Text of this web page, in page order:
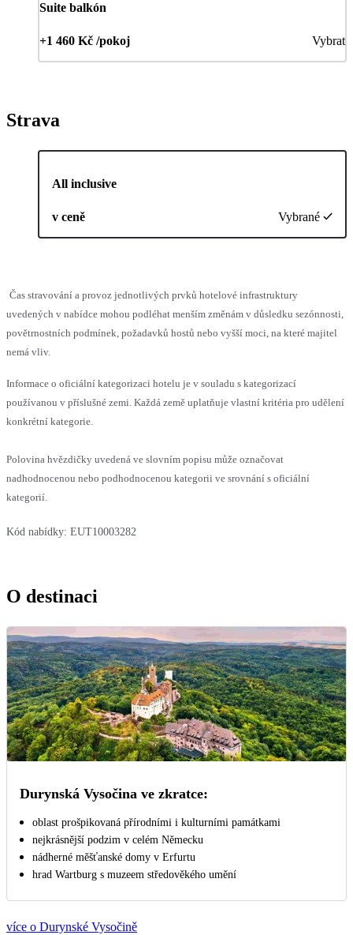
Suite balkón
+1 460 Kč /pokoj Vybrat
Strava
All inclusive
v ceně Vybrané
Čas stravování a provoz jednotlivých prvků hotelové infrastruktury
uvedených v nabídce mohou podléhat menším změnám v důsledku sezónnosti,
povětrnostních podmínek, požadavků hostů nebo vyšší moci, na které majitel
nemá vliv.
Informace o oficiální kategorizaci hotelu je v souladu s kategorizací
používanou v příslušné zemi. Každá země uplatňuje vlastní kritéria pro udělení
konkrétní kategorie.
Polovina hvězdičky uvedená ve slovním popisu může označovat
nadhodnocenou nebo podhodnocenou kategorii ve srovnání s oficiální
kategorií.
Kód nabídky: EUT10003282
O destinaci
Durynská Vysočina ve zkratce:
oblast prošpikovaná přírodními i kulturními památkami
nejkrásnější podzim v celém Německu
nádherné měšťanské domy v Erfurtu
hrad Wartburg s muzeem středověkého umění
více o Durynské Vysočině